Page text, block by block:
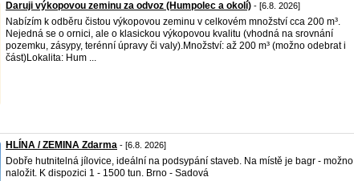
Daruji výkopovou zeminu za odvoz (Humpolec a okolí) - [6.8. 2026]
Nabízím k odběru čistou výkopovou zeminu v celkovém množství cca 200 m³.
Nejedná se o ornici, ale o klasickou výkopovou kvalitu (vhodná na srovnání
pozemku, zásypy, terénní úpravy či valy). ​Množství: až 200 m³ (možno odebrat i
část) ​Lokalita: Hum ...
HLÍNA / ZEMINA Zdarma - [6.8. 2026]
Dobře hutnitelná jílovice, ideální na podsypání staveb. Na místě je bagr - možno
naložit. K dispozici 1 - 1500 tun. Brno - Sadová